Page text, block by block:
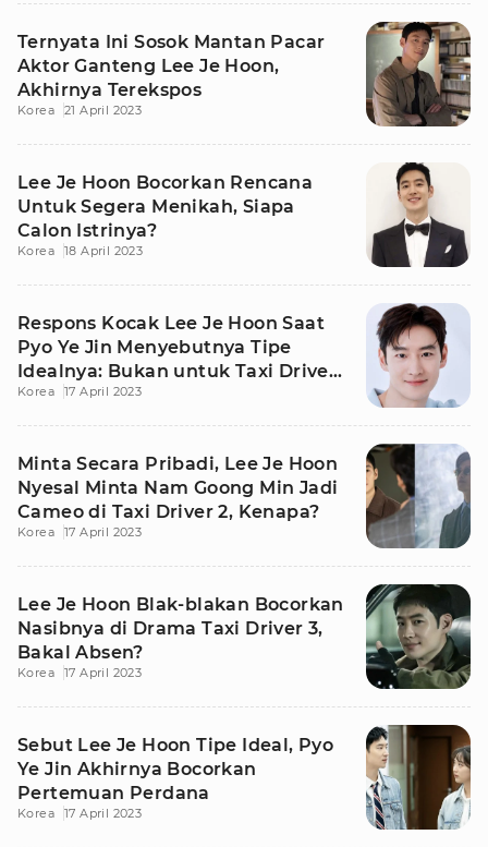
Ternyata Ini Sosok Mantan Pacar
Aktor Ganteng Lee Je Hoon,
Akhirnya Terekspos
Korea 21 April 2023
Lee Je Hoon Bocorkan Rencana
Untuk Segera Menikah, Siapa
Calon Istrinya?
Korea 18 April 2023
Respons Kocak Lee Je Hoon Saat
Pyo Ye Jin Menyebutnya Tipe
Idealnya: Bukan untuk Taxi Driver
3 Kan?
Korea 17 April 2023
Minta Secara Pribadi, Lee Je Hoon
Nyesal Minta Nam Goong Min Jadi
Cameo di Taxi Driver 2, Kenapa?
Korea 17 April 2023
Lee Je Hoon Blak-blakan Bocorkan
Nasibnya di Drama Taxi Driver 3,
Bakal Absen?
Korea 17 April 2023
Sebut Lee Je Hoon Tipe Ideal, Pyo
Ye Jin Akhirnya Bocorkan
Pertemuan Perdana
Korea 17 April 2023